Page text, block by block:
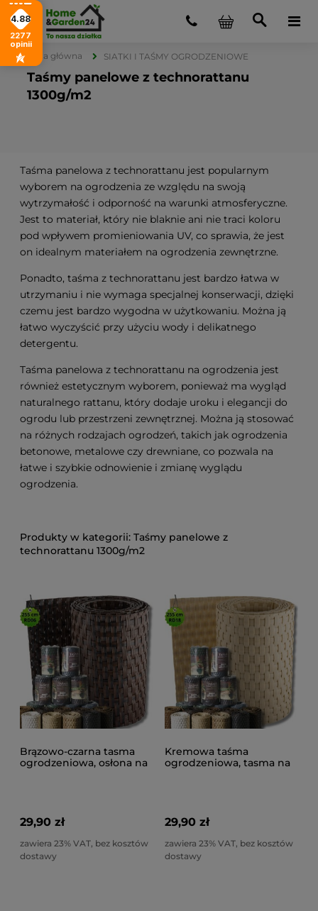
Strona główna SIATKI I TAŚMY OGRODZENIOWE
Taśmy panelowe z technorattanu
1300g/m2
Taśma panelowa z technorattanu jest popularnym
wyborem na ogrodzenia ze względu na swoją
wytrzymałość i odporność na warunki atmosferyczne.
Jest to materiał, który nie blaknie ani nie traci koloru
pod wpływem promieniowania UV, co sprawia, że jest
on idealnym materiałem na ogrodzenia zewnętrzne.
Ponadto, taśma z technorattanu jest bardzo łatwa w
utrzymaniu i nie wymaga specjalnej konserwacji, dzięki
czemu jest bardzo wygodna w użytkowaniu. Można ją
łatwo wyczyścić przy użyciu wody i delikatnego
detergentu.
Taśma panelowa z technorattanu na ogrodzenia jest
również estetycznym wyborem, ponieważ ma wygląd
naturalnego rattanu, który dodaje uroku i elegancji do
ogrodu lub przestrzeni zewnętrznej. Można ją stosować
na różnych rodzajach ogrodzeń, takich jak ogrodzenia
betonowe, metalowe czy drewniane, co pozwala na
łatwe i szybkie odnowienie i zmianę wyglądu
ogrodzenia.
Taśmy panelowe z
technorattanu 1300g/m2
Brązowo-czarna tasma
ogrodzeniowa, osłona na
29,90 zł
zawiera 23% VAT, bez kosztów
dostawy
Kremowa taśma
ogrodzeniowa, tasma na
29,90 zł
zawiera 23% VAT, bez kosztów
dostawy
4.88
2277
opinii